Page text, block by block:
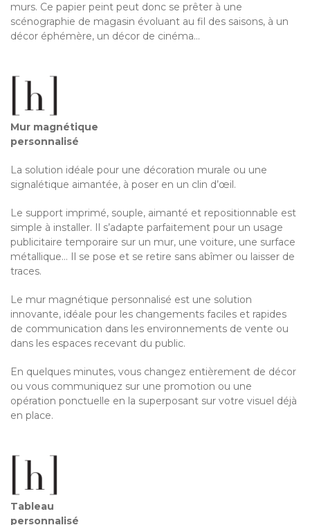
murs. Ce papier peint peut donc se prêter à une
scénographie de magasin évoluant au fil des saisons, à un
décor éphémère, un décor de cinéma…
Mur magnétique
personnalisé
La solution idéale pour une décoration murale ou une
signalétique aimantée, à poser en un clin d’œil.
Le support imprimé, souple, aimanté et repositionnable est
simple à installer. Il s’adapte parfaitement pour un usage
publicitaire temporaire sur un mur, une voiture, une surface
métallique… Il se pose et se retire sans abîmer ou laisser de
traces.
Le mur magnétique personnalisé est une solution
innovante, idéale pour les changements faciles et rapides
de communication dans les environnements de vente ou
dans les espaces recevant du public.
En quelques minutes, vous changez entièrement de décor
ou vous communiquez sur une promotion ou une
opération ponctuelle en la superposant sur votre visuel déjà
en place.
Tableau
personnalisé